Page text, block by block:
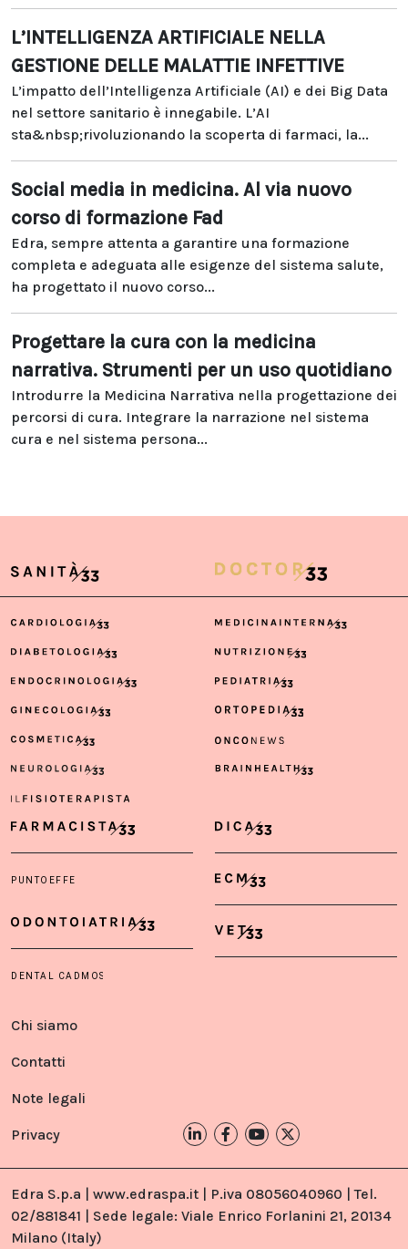
L’INTELLIGENZA ARTIFICIALE NELLA
GESTIONE DELLE MALATTIE INFETTIVE
L’impatto dell’Intelligenza Artificiale (AI) e dei Big Data
nel settore sanitario è innegabile. L’AI
sta&nbsp;rivoluzionando la scoperta di farmaci, la...
Social media in medicina. Al via nuovo
corso di formazione Fad
Edra, sempre attenta a garantire una formazione
completa e adeguata alle esigenze del sistema salute,
ha progettato il nuovo corso...
Progettare la cura con la medicina
narrativa. Strumenti per un uso quotidiano
Introdurre la Medicina Narrativa nella progettazione dei
percorsi di cura. Integrare la narrazione nel sistema
cura e nel sistema persona...
Chi siamo
Contatti
Note legali
Privacy
Edra S.p.a | www.edraspa.it | P.iva 08056040960 | Tel.
02/881841 | Sede legale: Viale Enrico Forlanini 21, 20134
Milano (Italy)